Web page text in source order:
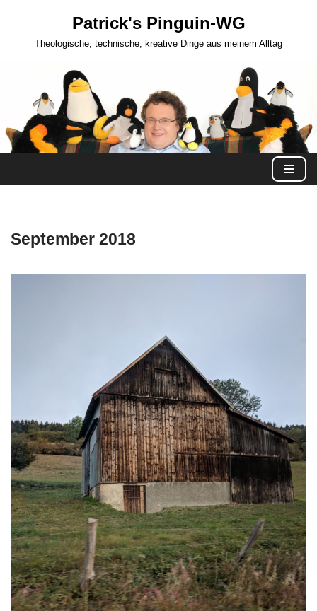
Patrick's Pinguin-WG
Theologische, technische, kreative Dinge aus meinem Alltag
September 2018